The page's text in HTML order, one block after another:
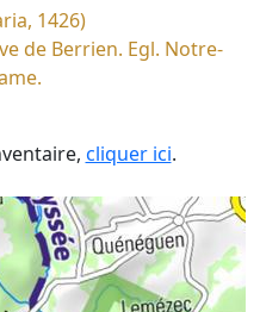
1426)
de Berrien. Egl. Notre-
cliquer ici.